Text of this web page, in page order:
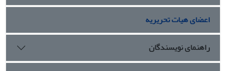
اعضای هیات تحریریه
راهنمای نویسندگان